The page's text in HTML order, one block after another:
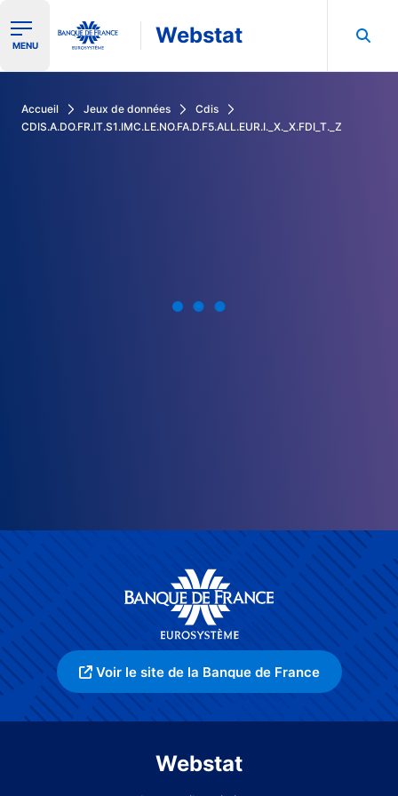
Ouvrir le menu de navigation
MENU Webstat
Accueil Jeux de données
Cdis
CDIS.A.DO.FR.IT.S1.IMC.LE.NO.FA.D.F5.ALL.EUR.I._X._X.FDI_T._Z
Voir le site de la Banque de France
Webstat